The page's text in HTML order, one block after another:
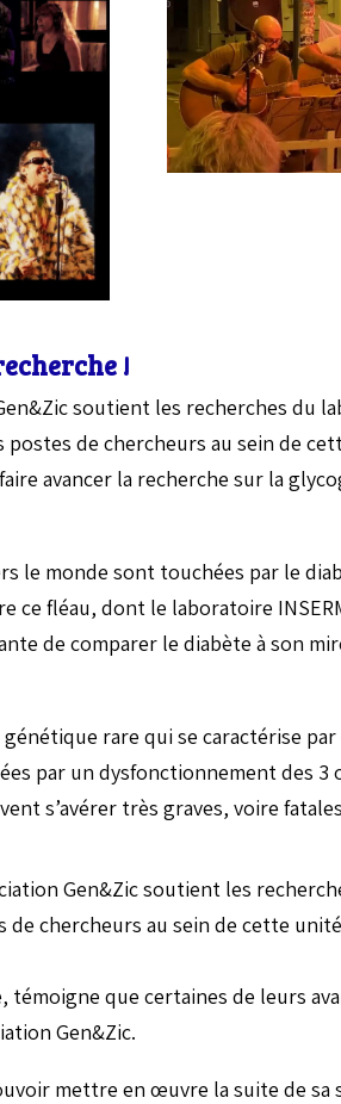
!
soutient les recherches du
de chercheurs au sein de
avancer la recherche sur la
le monde sont touchées par le
fléau, dont le laboratoire
de comparer le diabète à son
rare qui se caractérise
par un dysfonctionnement des
s’avérer très graves, voire
Gen&Zic soutient les
chercheurs au sein de cette
que certaines de leurs
Gen&Zic.
mettre en œuvre la suite de